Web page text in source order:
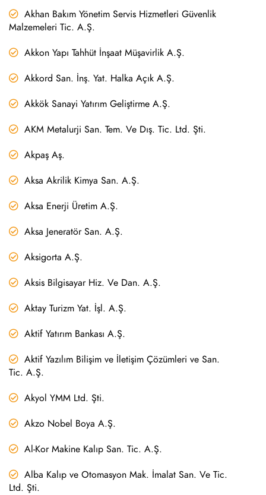
Akhan Bakım Yönetim Servis Hizmetleri Güvenlik
Malzemeleri Tic. A.Ş.
Akkon Yapı Tahhüt İnşaat Müşavirlik A.Ş.
Akkord San. İnş. Yat. Halka Açık A.Ş.
Akkök Sanayi Yatırım Geliştirme A.Ş.
AKM Metalurji San. Tem. Ve Dış. Tic. Ltd. Şti.
Akpaş Aş.
Aksa Akrilik Kimya San. A.Ş.
Aksa Enerji Üretim A.Ş.
Aksa Jeneratör San. A.Ş.
Aksigorta A.Ş.
Aksis Bilgisayar Hiz. Ve Dan. A.Ş.
Aktay Turizm Yat. İşl. A.Ş.
Aktif Yatırım Bankası A.Ş.
Aktif Yazılım Bilişim ve İletişim Çözümleri ve San.
Tic. A.Ş.
Akyol YMM Ltd. Şti.
Akzo Nobel Boya A.Ş.
Al-Kor Makine Kalıp San. Tic. A.Ş.
Alba Kalıp ve Otomasyon Mak. İmalat San. Ve Tic.
Ltd. Şti.